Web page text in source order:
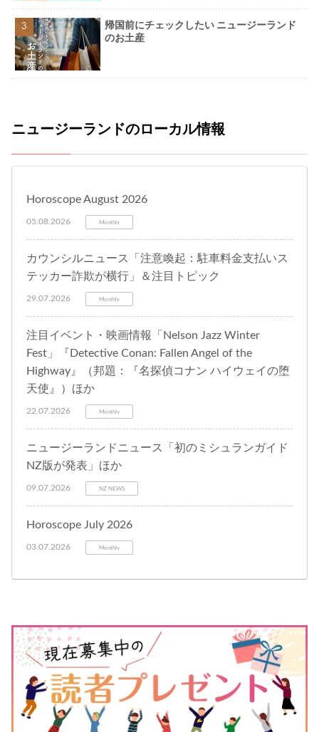
帰国前にチェックしたい ニュージーランド
のお土産
ニュージーランドのローカル情報
Horoscope August 2026
05.08.2026 Monthly
カウンシルニュース「注意喚起：駐車料金支払いス
テッカー詐欺が横行」＆注目トピック
29.07.2026 Monthly
注目イベント・映画情報「Nelson Jazz Winter
Fest」『Detective Conan: Fallen Angel of the
Highway』（邦題：『名探偵コナン ハイウェイの堕
天使』）ほか
22.07.2026 Monthly
ニュージーランドニュース「初のミシュランガイド
NZ版が発表」ほか
09.07.2026 NZ NEWS
Horoscope July 2026
03.07.2026 Monthly